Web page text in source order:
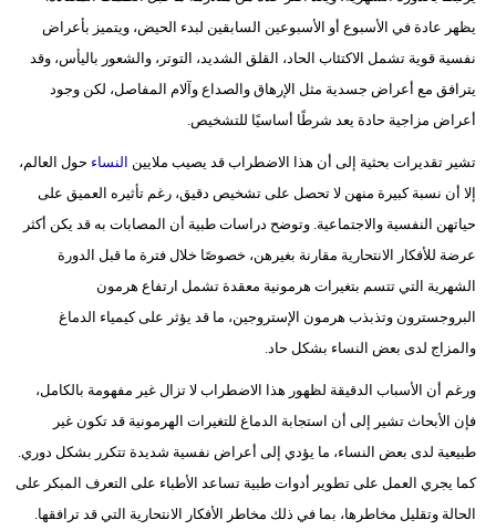
يظهر عادة في الأسبوع أو الأسبوعين السابقين لبدء الحيض، ويتميز بأعراض
نفسية قوية تشمل الاكتئاب الحاد، القلق الشديد، التوتر، والشعور باليأس، وقد
يترافق مع أعراض جسدية مثل الإرهاق والصداع وآلام المفاصل، لكن وجود
أعراض مزاجية حادة يعد شرطًا أساسيًا للتشخيص.
تشير تقديرات بحثية إلى أن هذا الاضطراب قد يصيب ملايين النساء حول العالم،
إلا أن نسبة كبيرة منهن لا تحصل على تشخيص دقيق، رغم تأثيره العميق على
حياتهن النفسية والاجتماعية. وتوضح دراسات طبية أن المصابات به قد يكن أكثر
عرضة للأفكار الانتحارية مقارنة بغيرهن، خصوصًا خلال فترة ما قبل الدورة
الشهرية التي تتسم بتغيرات هرمونية معقدة تشمل ارتفاع هرمون
البروجسترون وتذبذب هرمون الإستروجين، ما قد يؤثر على كيمياء الدماغ
والمزاج لدى بعض النساء بشكل حاد.
ورغم أن الأسباب الدقيقة لظهور هذا الاضطراب لا تزال غير مفهومة بالكامل،
فإن الأبحاث تشير إلى أن استجابة الدماغ للتغيرات الهرمونية قد تكون غير
طبيعية لدى بعض النساء، ما يؤدي إلى أعراض نفسية شديدة تتكرر بشكل دوري.
كما يجري العمل على تطوير أدوات طبية تساعد الأطباء على التعرف المبكر على
الحالة وتقليل مخاطرها، بما في ذلك مخاطر الأفكار الانتحارية التي قد ترافقها.